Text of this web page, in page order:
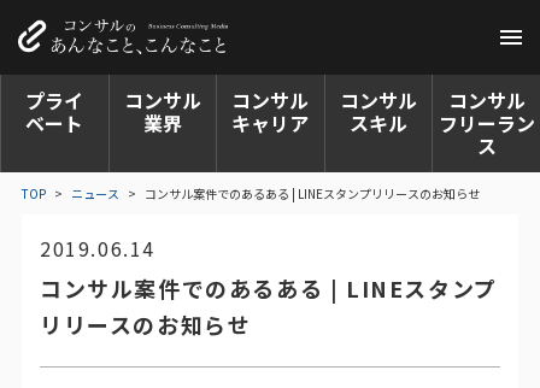
プライ
ベート
コンサル
業界
コンサル
キャリア
コンサル
スキル
コンサル
フリーラン
ス
TOP > ニュース > コンサル案件でのあるある | LINEスタンプリリースのお知らせ
2019.06.14
コンサル案件でのあるある | LINEスタンプ
リリースのお知らせ